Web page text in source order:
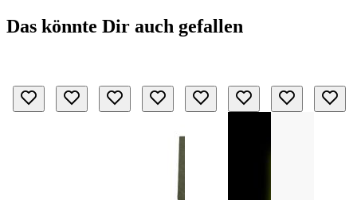
Das könnte Dir auch gefallen